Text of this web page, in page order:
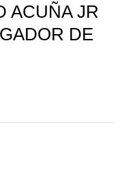
ACUÑA JR
DE